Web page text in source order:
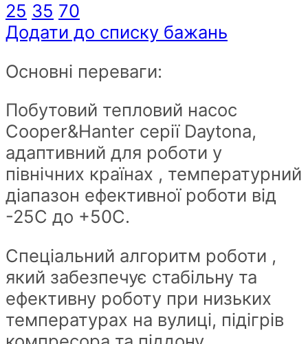
S18FTXD2-
WP
Fi
серії
Daytona
White
на
50
квм
quantity
25 35 70
Додати до списку бажань
Основні переваги:
Побутовий тепловий насос
Cooper&Hanter серії Daytona,
адаптивний для роботи у
північних країнах , температурний
діапазон ефективної роботи від
-25С до +50С.
Спеціальний алгоритм роботи ,
який забезпечує стабільну та
ефективну роботу при низьких
температурах на вулиці, підігрів